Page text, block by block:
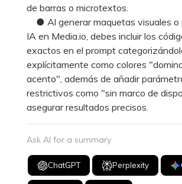
de barras o microtextos.
● Al generar maquetas visuales o
IA en Media.io, debes incluir los
exactos en el prompt
explícitamente como colores
acento", además de añadir
restrictivos como "sin marco de
asegurar resultados precisos.
Ask AI for a summary
ChatGPT Perplexity